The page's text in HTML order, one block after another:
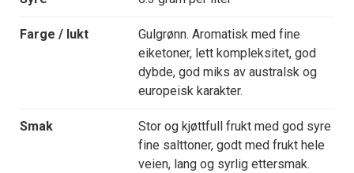
Farge / lukt
Gulgrønn. Aromatisk med fine
eiketoner, lett kompleksitet, god
dybde, god miks av australsk og
europeisk karakter.
Smak
Stor og kjøttfull frukt med god syre
fine salttoner, godt med frukt hele
veien, lang og syrlig ettersmak.